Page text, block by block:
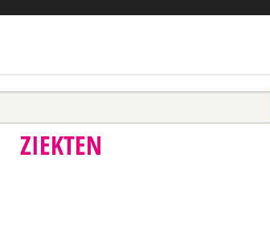
ZIEKTEN